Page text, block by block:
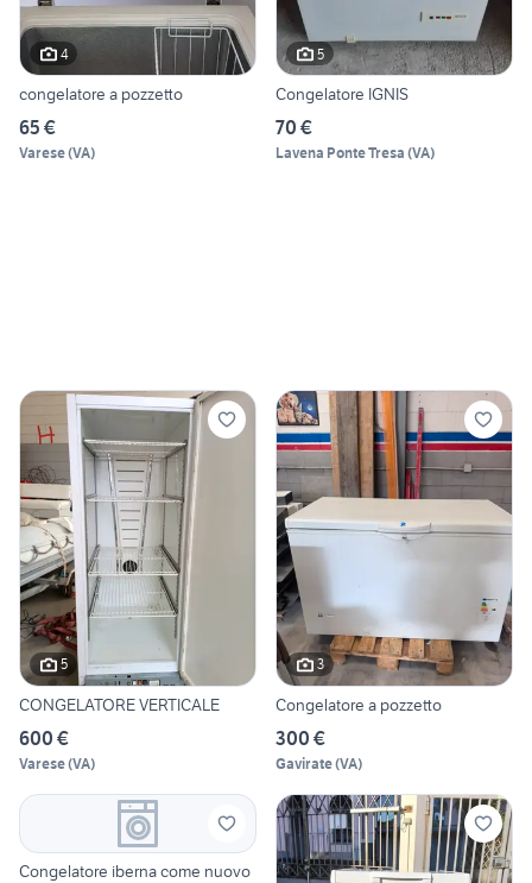
4
congelatore a pozzetto
65 €
Varese(VA)
5
Congelatore IGNIS
70 €
Lavena Ponte Tresa (VA)
5
CONGELATORE VERTICALE
600 €
Varese(VA)
3
Congelatore a pozzetto
300 €
Gavirate(VA)
Congelatore iberna come nuovo